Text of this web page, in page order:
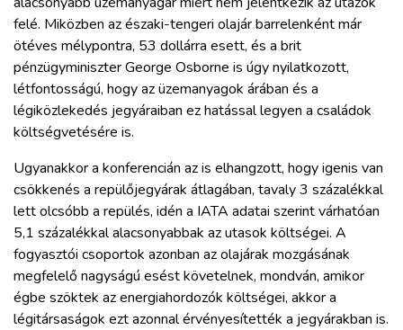
felé. Miközben az északi-tengeri olajár barrelenként már
ötéves mélypontra, 53 dollárra esett, és a brit
pénzügyminiszter George Osborne is úgy nyilatkozott,
létfontosságú, hogy az üzemanyagok árában és a
légiközlekedés jegyáraiban ez hatással legyen a családok
költségvetésére is.
Ugyanakkor a konferencián az is elhangzott, hogy igenis van
csökkenés a repülőjegyárak átlagában, tavaly 3 százalékkal
lett olcsóbb a repülés, idén a IATA adatai szerint várhatóan
5,1 százalékkal alacsonyabbak az utasok költségei. A
fogyasztói csoportok azonban az olajárak mozgásának
megfelelő nagyságú esést követelnek, mondván, amikor
égbe szöktek az energiahordozók költségei, akkor a
légitársaságok ezt azonnal érvényesítették a jegyárakban is.